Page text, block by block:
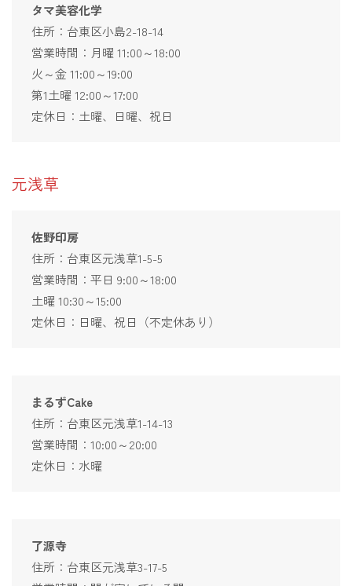
タマ美容化学
住所：台東区小島2-18-14
営業時間：月曜 11:00～18:00
火～金 11:00～19:00
第1土曜 12:00～17:00
定休日：土曜、日曜、祝日
元浅草
佐野印房
住所：台東区元浅草1-5-5
営業時間：平日 9:00～18:00
土曜 10:30～15:00
定休日：日曜、祝日（不定休あり）
まるずCake
住所：台東区元浅草1-14-13
営業時間：10:00～20:00
定休日：水曜
了源寺
住所：台東区元浅草3-17-5